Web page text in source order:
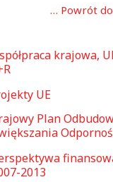
… Powrót
krajowa,
UE
Plan
2013